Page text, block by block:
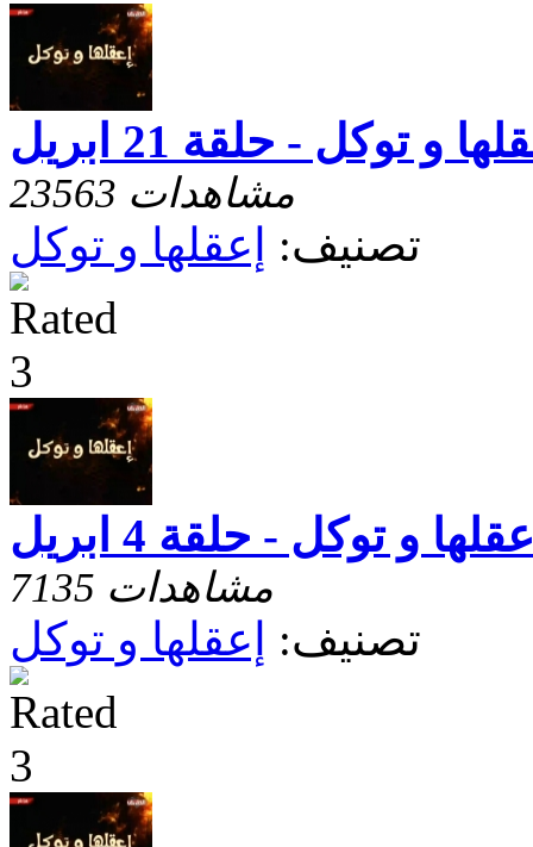
و توكل - حلقة 21 ابريل
23563 مشاهدات
تصنيف: إعقلها و توكل
و توكل - حلقة 4 ابريل
7135 مشاهدات
تصنيف: إعقلها و توكل